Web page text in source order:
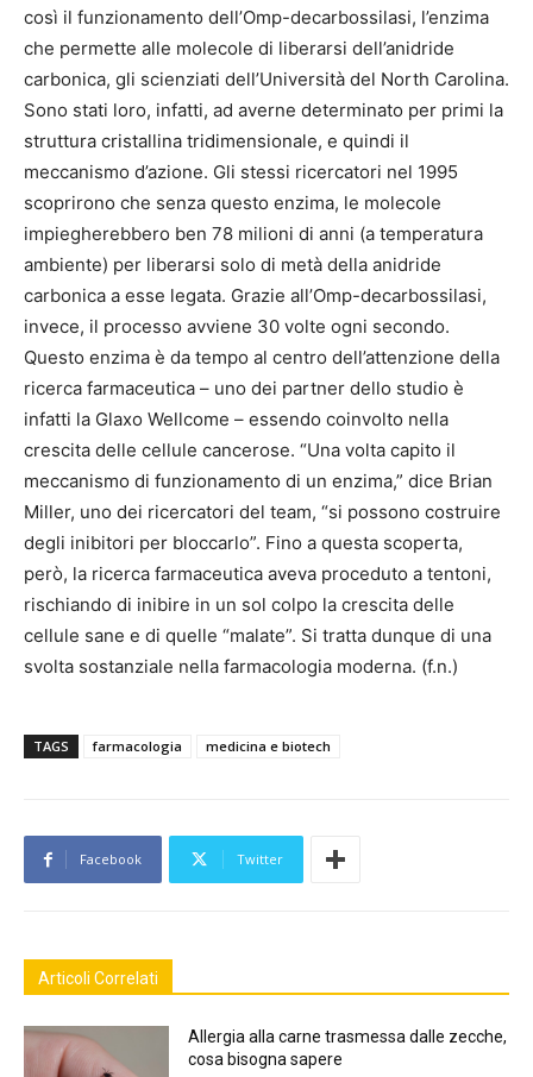
così il funzionamento dell’Omp-decarbossilasi, l’enzima
che permette alle molecole di liberarsi dell’anidride
carbonica, gli scienziati dell’Università del North Carolina.
Sono stati loro, infatti, ad averne determinato per primi la
struttura cristallina tridimensionale, e quindi il
meccanismo d’azione. Gli stessi ricercatori nel 1995
scoprirono che senza questo enzima, le molecole
impiegherebbero ben 78 milioni di anni (a temperatura
ambiente) per liberarsi solo di metà della anidride
carbonica a esse legata. Grazie all’Omp-decarbossilasi,
invece, il processo avviene 30 volte ogni secondo.
Questo enzima è da tempo al centro dell’attenzione della
ricerca farmaceutica – uno dei partner dello studio è
infatti la Glaxo Wellcome – essendo coinvolto nella
crescita delle cellule cancerose. “Una volta capito il
meccanismo di funzionamento di un enzima,” dice Brian
Miller, uno dei ricercatori del team, “si possono costruire
degli inibitori per bloccarlo”. Fino a questa scoperta,
però, la ricerca farmaceutica aveva proceduto a tentoni,
rischiando di inibire in un sol colpo la crescita delle
cellule sane e di quelle “malate”. Si tratta dunque di una
svolta sostanziale nella farmacologia moderna. (f.n.)
TAGS farmacologia medicina e biotech
Facebook Twitter
Articoli Correlati
Allergia alla carne trasmessa dalle zecche,
cosa bisogna sapere